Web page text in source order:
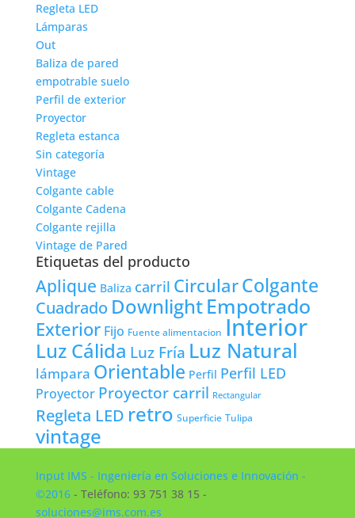
Regleta LED
Lámparas
Out
Baliza de pared
empotrable suelo
Perfil de exterior
Proyector
Regleta estanca
Sin categoría
Vintage
Colgante cable
Colgante Cadena
Colgante rejilla
Vintage de Pared
Etiquetas del producto
Aplique Baliza carril CircularColgante
Cuadrado DownlightEmpotrado
Exterior Fijo Fuente alimentacion Interior
Luz Cálida Luz Fría Luz Natural
lámpara Orientable Perfil Perfil LED
Proyector Proyector carril Rectangular
Regleta LED retro Superficie Tulipa
vintage
Input IMS - Ingeniería en Soluciones e Innovación -
©2016- Teléfono: 93 751 38 15 -
soluciones@ims.com.es